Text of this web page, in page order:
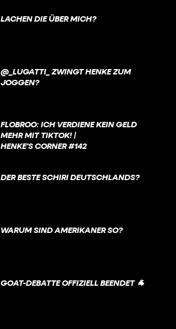
LACHEN DIE ÜBER MICH?
@_LUGATTI_ ZWINGT HENKE ZUM
JOGGEN?
FLOBROO: ICH VERDIENE KEIN GELD
MEHR MIT TIKTOK! |
HENKE'S CORNER #142
DER BESTE SCHIRI DEUTSCHLANDS?
WARUM SIND AMERIKANER SO?
GOAT-DEBATTE OFFIZIELL BEENDET 🐐